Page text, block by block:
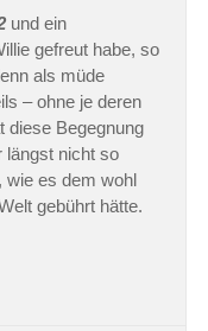
und ein
gefreut habe, so
als müde
– ohne je deren
diese Begegnung
längst nicht so
es dem wohl
gebührt hätte.